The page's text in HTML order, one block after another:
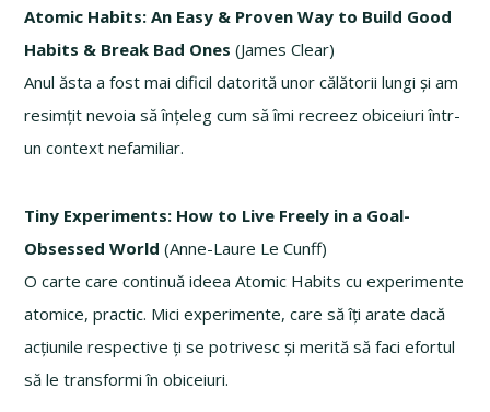
Atomic Habits: An Easy & Proven Way to Build Good
Habits & Break Bad Ones (James Clear)
Anul ăsta a fost mai dificil datorită unor călătorii lungi și am
resimțit nevoia să înțeleg cum să îmi recreez obiceiuri într-
un context nefamiliar.
Tiny Experiments: How to Live Freely in a Goal-
Obsessed World (Anne-Laure Le Cunff)
O carte care continuă ideea Atomic Habits cu experimente
atomice, practic. Mici experimente, care să îți arate dacă
acțiunile respective ți se potrivesc și merită să faci efortul
să le transformi în obiceiuri.